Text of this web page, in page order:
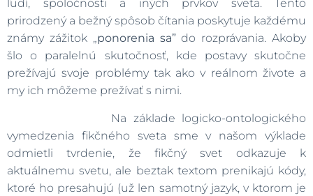
ľudí, spoločnosti a iných prvkov sveta. Tento
prirodzený a bežný spôsob čítania poskytuje každému
známy zážitok „ponorenia sa”do rozprávania. Akoby
šlo o paralelnú skutočnosť, kde postavy skutočne
prežívajú svoje problémy tak ako v reálnom živote a
my ich môžeme prežívať s nimi.
Na základe logicko-ontologického
vymedzenia fikčného sveta sme v našom výklade
odmietli tvrdenie, že fikčný svet odkazuje k
aktuálnemu svetu, ale beztak textom prenikajú kódy,
ktoré ho presahujú (už len samotný jazyk, v ktorom je